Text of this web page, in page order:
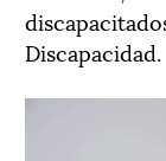
Discapacidad.